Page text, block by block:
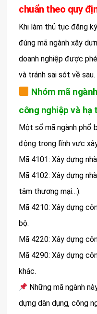
chuẩn theo quy
Khi làm thủ tục đăng
đúng mã ngành xây
doanh nghiệp được
và tránh sai sót về sau.
Nhóm mã
công nghiệp và hạ
Một số mã ngành phổ
động trong lĩnh vực
Mã 4101: Xây dựng
Mã 4102: Xây dựng
tâm thương mại…).
Mã 4210: Xây dựng
bộ.
Mã 4220: Xây dựng
Mã 4290: Xây dựng
khác.
Những mã ngành
dựng dân dụng, công